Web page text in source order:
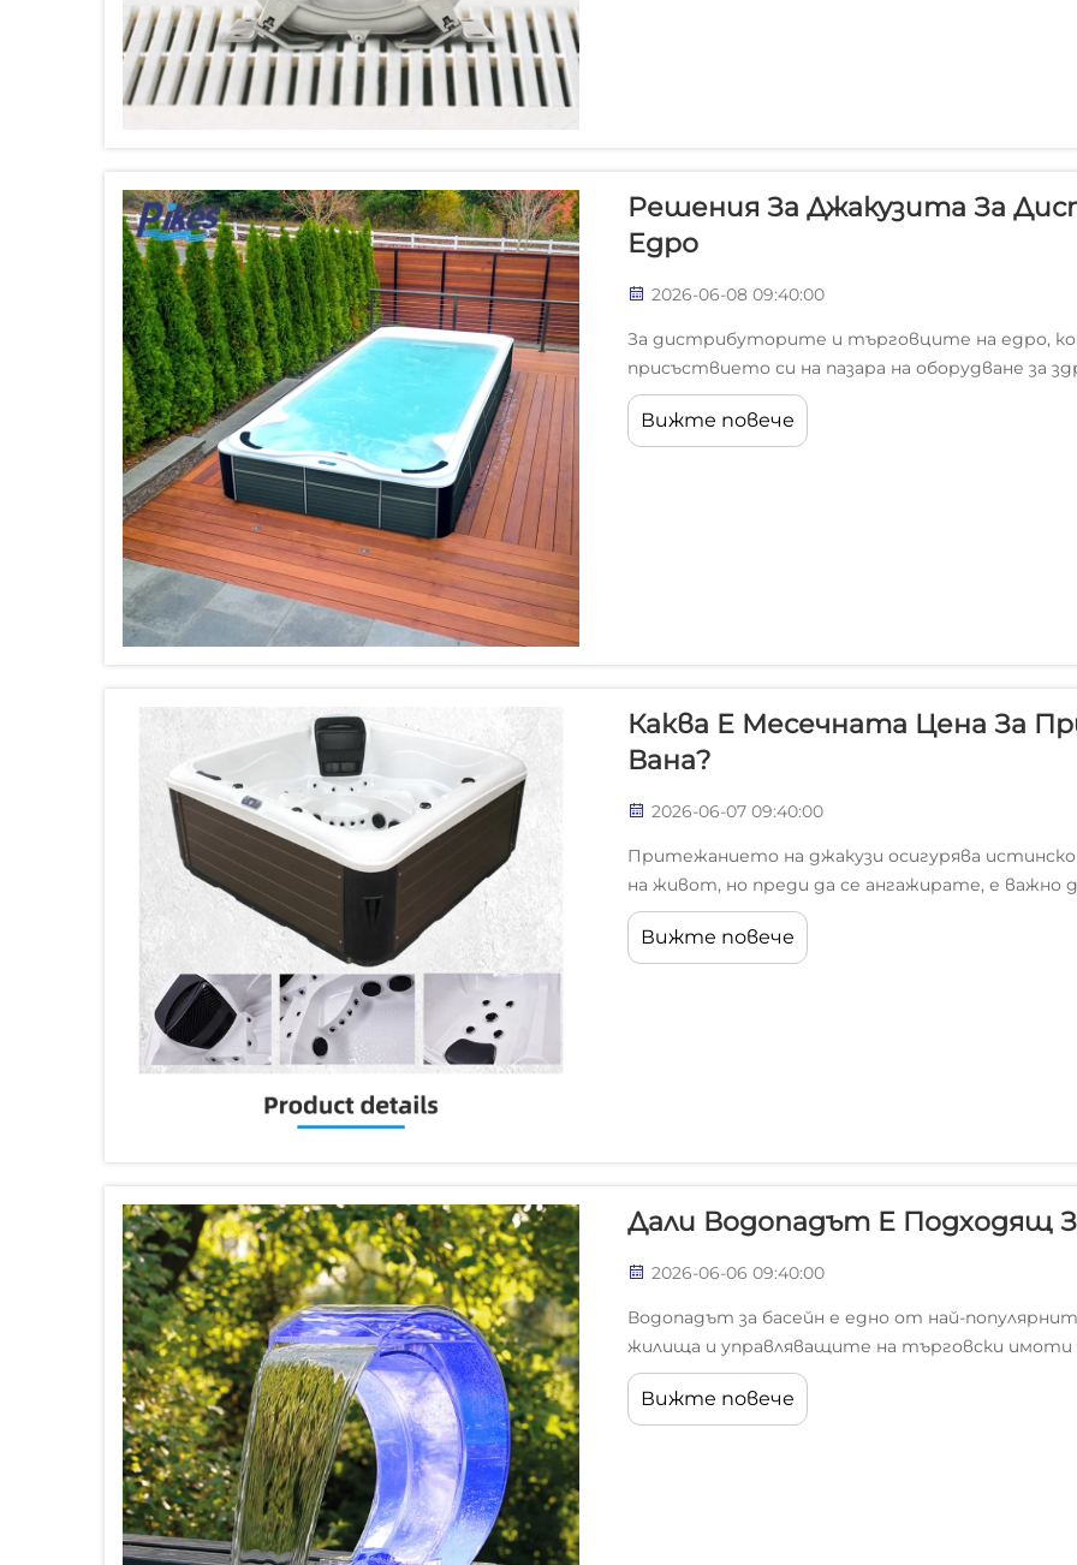
Решения За Джакузита За
Едро
2026-06-08 09:40:00
За дистрибуторите и търговците на едро,
присъствието си на пазара на оборудване за
правилния доставчик на джакузита е едно
Категорията джакузита постоянно расте
Вижте повече
Каква Е Месечната Цена За
Вана?
2026-06-07 09:40:00
Притежанието на джакузи осигурява
на живот, но преди да се ангажирате, е важно
месечна цена за притежание на джакузи. Много
първоначалната покупна цена и
Вижте повече
Дали Водопадът Е Подходящ
2026-06-06 09:40:00
Водопадът за басейн е едно от най-
жилища и управляващите на търговски имоти
съществуващ плувен басейн.
звукът на плискаща се вода превръщат
Вижте повече